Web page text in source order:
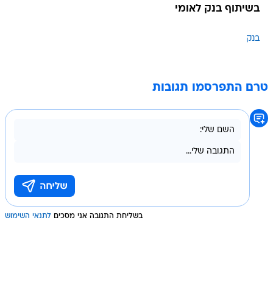
בשיתוף בנק לאומי
בנק
טרם התפרסמו תגובות
בשליחת התגובה אני מסכים לתנאי השימוש